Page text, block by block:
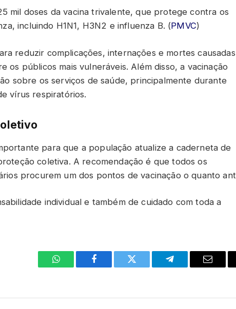
mil doses da vacina trivalente, que protege contra os
incluindo H1N1, H3N2 e influenza B. (PMVC)
reduzir complicações, internações e mortes causadas
os públicos mais vulneráveis. Além disso, a vacinação
sobre os serviços de saúde, principalmente durante
vírus respiratórios.
para que a população atualize a caderneta de
coletiva. A recomendação é que todos os
procurem um dos pontos de vacinação o quanto
individual e também de cuidado com toda a
WhatsAppFacebook Twitter TelegramaE-